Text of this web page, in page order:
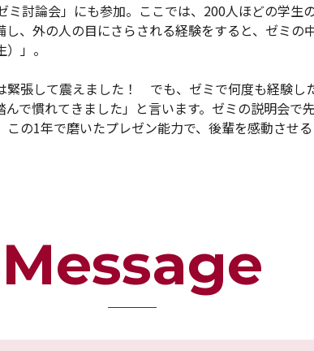
討論会」にも参加。ここでは、200人ほどの学生
、外の人の目にさらされる経験をすると、ゼミの
」。
張して震えました！ でも、ゼミで何度も経験し
で慣れてきました」と言います。ゼミの説明会で
の1年で磨いたプレゼン能力で、後輩を感動させ
Message